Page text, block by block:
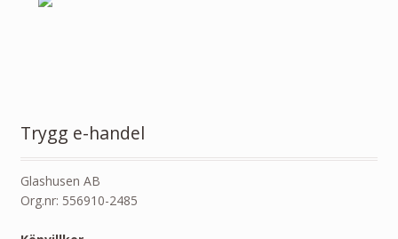
Trygg e-handel
Glashusen AB
Org.nr: 556910-2485